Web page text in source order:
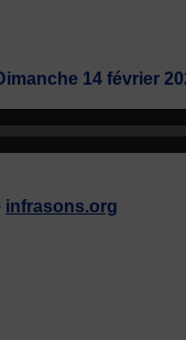
14 février
infrasons.org